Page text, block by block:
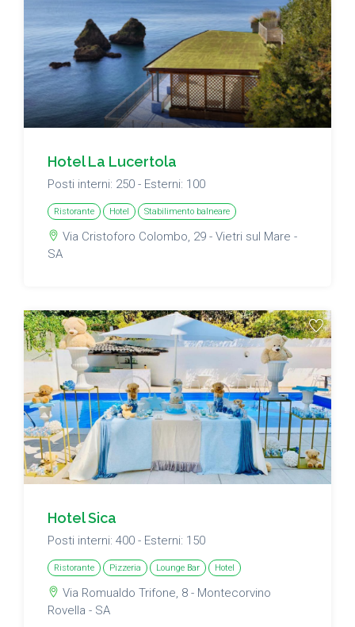
Hotel La Lucertola
Posti interni: 250 - Esterni: 100
Ristorante Hotel Stabilimento balneare
Via Cristoforo Colombo, 29 - Vietri sul Mare -
SA
Hotel Sica
Posti interni: 400 - Esterni: 150
Ristorante Pizzeria Lounge Bar Hotel
Via Romualdo Trifone, 8 - Montecorvino
Rovella - SA